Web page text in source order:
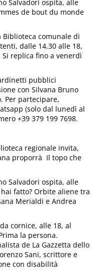
Salvadori ospita, alle
de bout du monde
comunale di
dalle 14.30 alle 18,
replica fino a venerdì
pubblici
con Silvana Bruno
Per partecipare,
(solo dal lunedì al
+39 379 199 7698.
regionale invita,
proporrà Il topo che
Salvadori ospita, alle
fatto? Orbite aliene tra
Merialdi e Andrea
cornice, alle 18, al
la persona.
de La Gazzetta dello
Sani, scrittore e
con disabilità